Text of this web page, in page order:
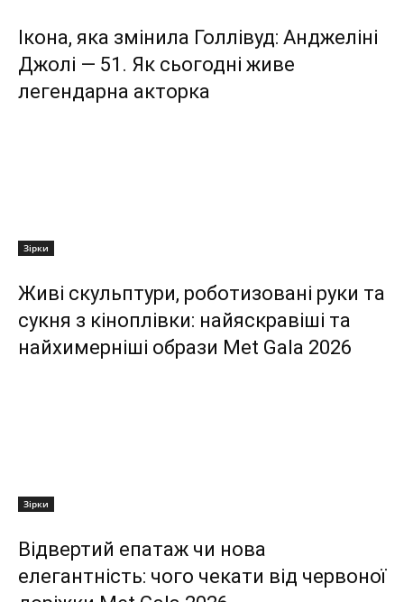
Ікона, яка змінила Голлівуд: Анджеліні
Джолі — 51. Як сьогодні живе
легендарна акторка
Зірки
Живі скульптури, роботизовані руки та
сукня з кіноплівки: найяскравіші та
найхимерніші образи Met Gala 2026
Зірки
Відвертий епатаж чи нова
елегантність: чого чекати від червоної